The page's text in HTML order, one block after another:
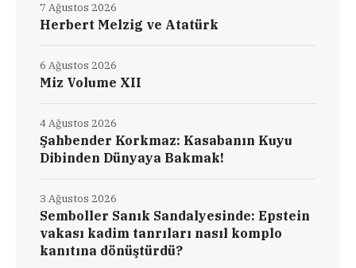
Herbert Melzig ve Atatürk
7 Ağustos 2026
Miz Volume XII
6 Ağustos 2026
Şahbender Korkmaz: Kasabanın Kuyu
Dibinden Dünyaya Bakmak!
4 Ağustos 2026
Semboller Sanık Sandalyesinde: Epstein
vakası kadim tanrıları nasıl komplo
kanıtına dönüştürdü?
3 Ağustos 2026